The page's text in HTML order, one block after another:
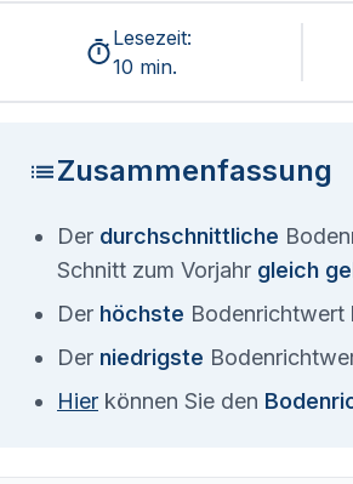
Lesezeit:
10 min.
Zusammenfassung
Der durchschnittliche
Schnitt zum Vorjahr gleich
Der höchste Bodenrichtwert
Der niedrigste
Hier können Sie den